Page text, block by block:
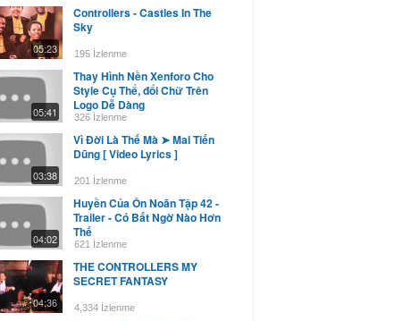
05:23
Controllers - Castles In The
Sky
195 İzlenme
05:41
Thay Hình Nền Xenforo Cho
Style Cụ Thể, đổi Chữ Trên
Logo Dễ Dàng
326 İzlenme
03:38
Vì Đời Là Thế Mà ➤ Mai Tiến
Dũng [ Video Lyrics ]
201 İzlenme
04:02
Huyền Của Ôn Noãn Tập 42 -
Trailer - Có Bất Ngờ Nào Hơn
Thế
621 İzlenme
04:36
THE CONTROLLERS MY
SECRET FANTASY
4,334 İzlenme